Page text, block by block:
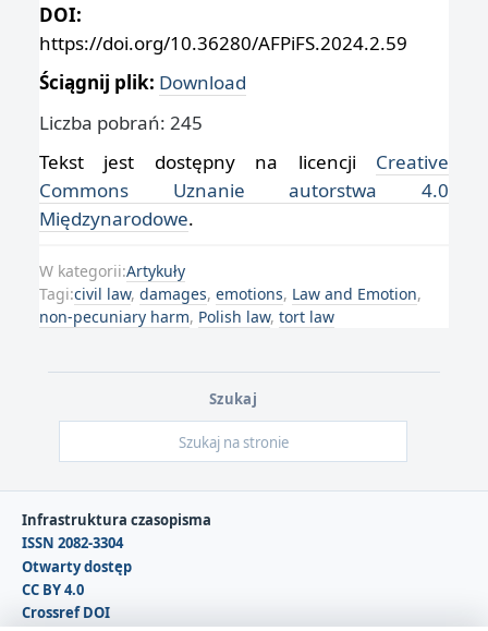
DOI:
https://doi.org/10.36280/AFPiFS.2024.2.59
Ściągnij plik: Download
Liczba pobrań: 245
Tekst jest dostępny na licencji Creative
Commons Uznanie autorstwa 4.0
Międzynarodowe.
W kategorii:Artykuły
Tagi:civil law, damages, emotions, Law and Emotion,
non-pecuniary harm, Polish law, tort law
Szukaj
Infrastruktura czasopisma
ISSN 2082-3304
Otwarty dostęp
CC BY 4.0
Crossref DOI